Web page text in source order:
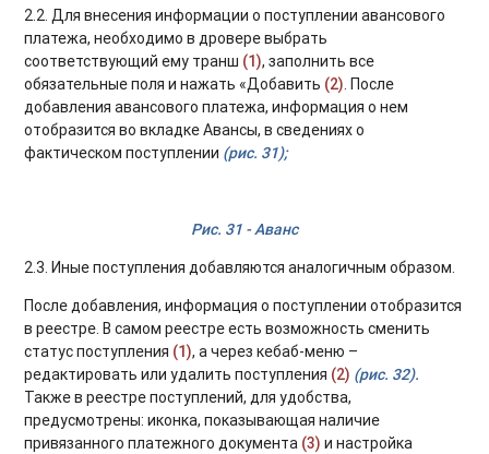
2.2. Для внесения информации о поступлении авансового
платежа, необходимо в дровере выбрать
соответствующий ему транш (1), заполнить все
обязательные поля и нажать «Добавить (2). После
добавления авансового платежа, информация о нем
отобразится во вкладке Авансы, в сведениях о
фактическом поступлении (рис. 31);
Рис. 31 - Аванс
2.3. Иные поступления добавляются аналогичным образом.
После добавления, информация о поступлении отобразится
в реестре. В самом реестре есть возможность сменить
статус поступления (1), а через кебаб-меню –
редактировать или удалить поступления (2) (рис. 32).
Также в реестре поступлений, для удобства,
предусмотрены: иконка, показывающая наличие
привязанного платежного документа (3)и настройка